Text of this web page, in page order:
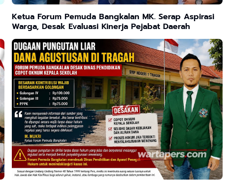
Ketua Forum Pemuda Bangkalan MK. Serap Aspirasi
Warga, Desak Evaluasi Kinerja Pejabat Daerah